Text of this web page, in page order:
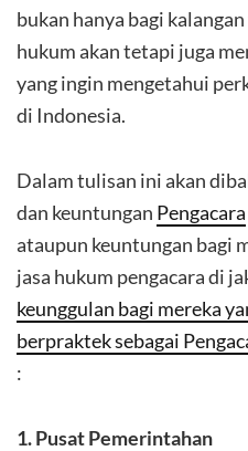
bukan hanya bagi
hukum akan tetapi juga
yang ingin mengetahui
di Indonesia.
Dalam tulisan ini akan
dan keuntungan Pengacara
ataupun keuntungan bagi
jasa hukum pengacara di
keunggulan bagi mereka
berpraktek sebagai
:
1. Pusat Pemerintahan